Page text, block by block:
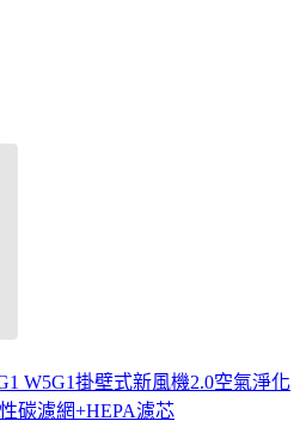
W5G1掛壁式新風機2.0空氣淨化
碳濾網+HEPA濾芯